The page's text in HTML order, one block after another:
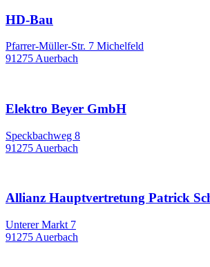
HD-Bau
Pfarrer-Müller-Str. 7 Michelfeld
91275 Auerbach
Elektro Beyer GmbH
Speckbachweg 8
91275 Auerbach
Allianz Hauptvertretung Patrick
Unterer Markt 7
91275 Auerbach